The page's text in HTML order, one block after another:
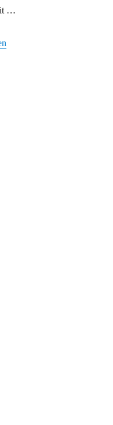
…
der Geden­kstätte Peršmanhof“